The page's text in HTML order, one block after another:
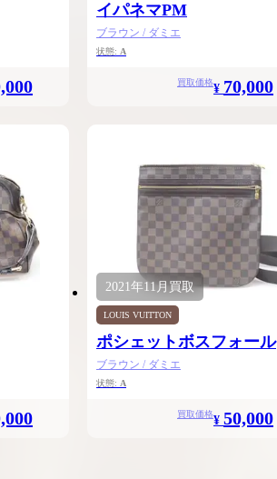
イパネマPM
ブラウン / ダミエ
状態: A
買取価格¥ 70,000
2021年11月買取
LOUIS VUITTON
ポシェットボスフォール
ブラウン / ダミエ
状態: A
買取価格¥ 50,000